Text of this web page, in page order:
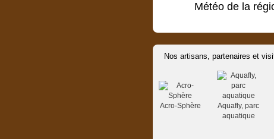
Météo de la
Nos artisans, partenaires et
Acro-Sphère
Aquafly, parc
aquatique